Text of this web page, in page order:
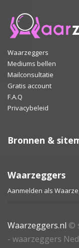
Waarzeggers
Mediums bellen
Mailconsultatie
Gratis account
F.A.Q
Privacybeleid
Bronnen &
Waarzeggers
Aanmelden als
Waarzeggers.nl ©
- waarzeggers